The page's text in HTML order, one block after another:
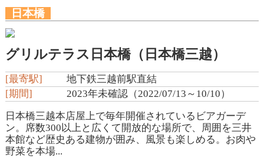
日本橋
グリルテラス日本橋（日本橋三越）
[最寄駅]
地下鉄三越前駅直結
[期間]
2023年未確認（2022/07/13～10/10）
日本橋三越本店屋上で毎年開催されているビアガーデ
ン。席数300以上と広くて開放的な場所で、周囲を三井
本館など歴史ある建物が囲み、風景も楽しめる。お肉や
野菜を本場...